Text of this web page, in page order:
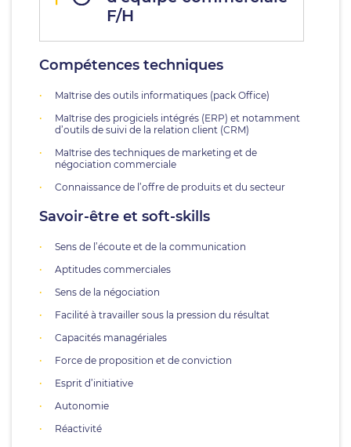
F/H
Compétences techniques
Maîtrise des outils informatiques (pack Office)
Maîtrise des progiciels intégrés (ERP) et notamment
d’outils de suivi de la relation client (CRM)
Maîtrise des techniques de marketing et de
négociation commerciale
Connaissance de l’offre de produits et du secteur
Savoir-être et soft-skills
Sens de l’écoute et de la communication
Aptitudes commerciales
Sens de la négociation
Facilité à travailler sous la pression du résultat
Capacités managériales
Force de proposition et de conviction
Esprit d’initiative
Autonomie
Réactivité